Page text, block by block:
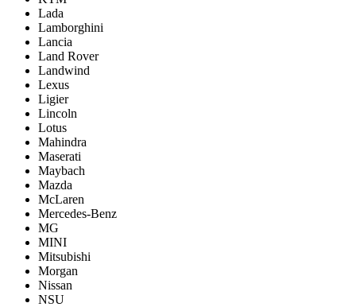
Lada
Lamborghini
Lancia
Land Rover
Landwind
Lexus
Ligier
Lincoln
Lotus
Mahindra
Maserati
Maybach
Mazda
McLaren
Mercedes-Benz
MG
MINI
Mitsubishi
Morgan
Nissan
NSU